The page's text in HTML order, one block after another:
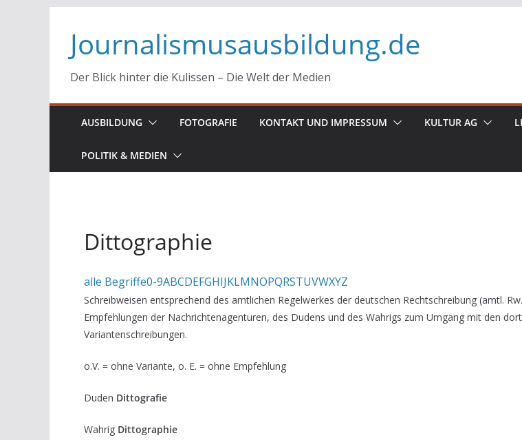
Inhalt
springen
Journalismusausbildung.de
Der Blick hinter die Kulissen – Die Welt der Medien
AUSBILDUNG FOTOGRAFIE KONTAKT UND IMPRESSUM KULTUR AG
POLITIK & MEDIEN
Dittographie
alle Begriffe0-9ABCDEFGHIJKLMNOPQRSTUVWXYZ
Schreibweisen entsprechend des amtlichen Regelwerkes der deutschen Rechtschreibung (amtl.
Empfehlungen der Nachrichtenagenturen, des Dudens und des Wahrigs zum Umgang mit den
Variantenschreibungen.
o.V. = ohne Variante, o. E. = ohne Empfehlung
Duden Dittografie
Wahrig Dittographie